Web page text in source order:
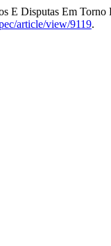
E Disputas Em
article/view/9119.